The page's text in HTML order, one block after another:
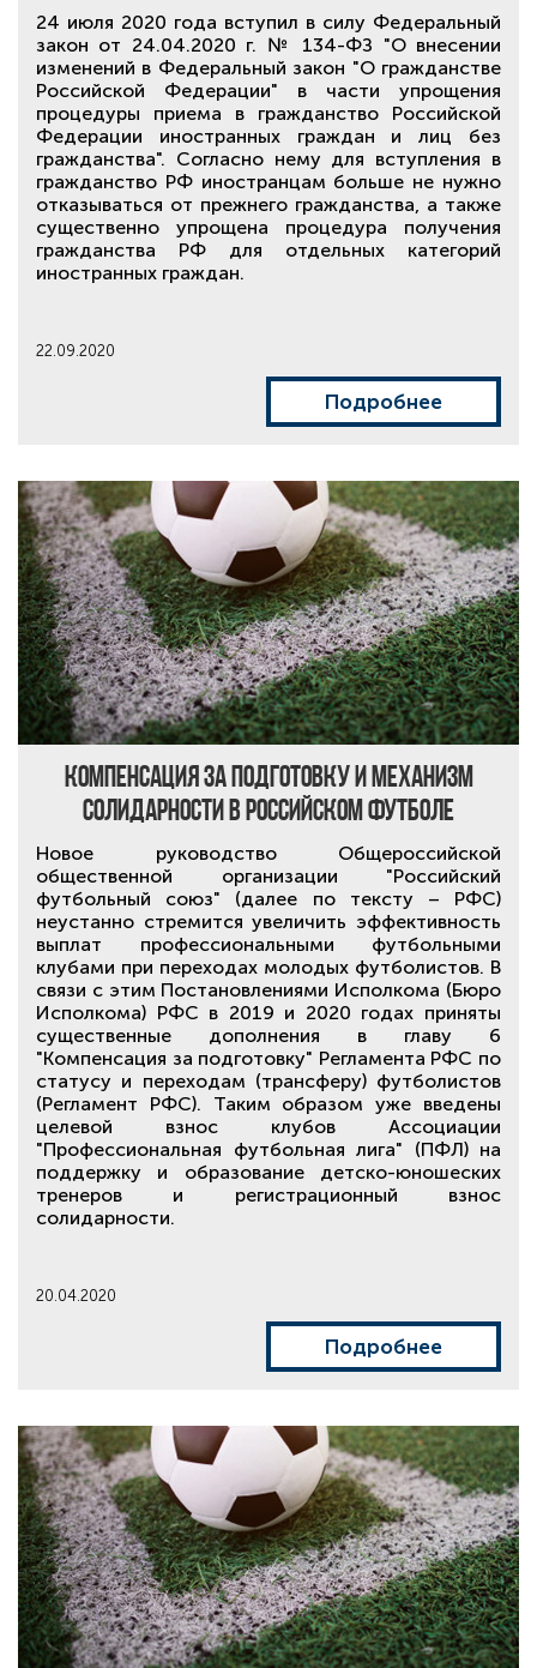
24 июля 2020 года вступил в силу Федеральный
закон от 24.04.2020 г. № 134-ФЗ "О внесении
изменений в Федеральный закон "О гражданстве
Российской Федерации" в части упрощения
процедуры приема в гражданство Российской
Федерации иностранных граждан и лиц без
гражданства". Согласно нему для вступления в
гражданство РФ иностранцам больше не нужно
отказываться от прежнего гражданства, а также
существенно упрощена процедура получения
гражданства РФ для отдельных категорий
иностранных граждан.
22.09.2020
Подробнее
Компенсация за подготовку и механизм
солидарности в российском футболе
Новое руководство Общероссийской
общественной организации "Российский
футбольный союз" (далее по тексту – РФС)
неустанно стремится увеличить эффективность
выплат профессиональными футбольными
клубами при переходах молодых футболистов. В
связи с этим Постановлениями Исполкома (Бюро
Исполкома) РФС в 2019 и 2020 годах приняты
существенные дополнения в главу 6
"Компенсация за подготовку" Регламента РФС по
статусу и переходам (трансферу) футболистов
(Регламент РФС). Таким образом уже введены
целевой взнос клубов Ассоциации
"Профессиональная футбольная лига" (ПФЛ) на
поддержку и образование детско-юношеских
тренеров и регистрационный взнос
солидарности.
20.04.2020
Подробнее